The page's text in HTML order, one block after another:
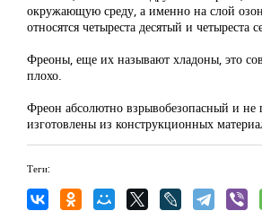
окружающую среду, а именно на слой
относятся четыреста десятый и четыреста
Фреоны, еще их называют хладоны, это
плохо.
Фреон абсолютно взрывобезопасный и не
изготовлены из конструкционных
Теги: